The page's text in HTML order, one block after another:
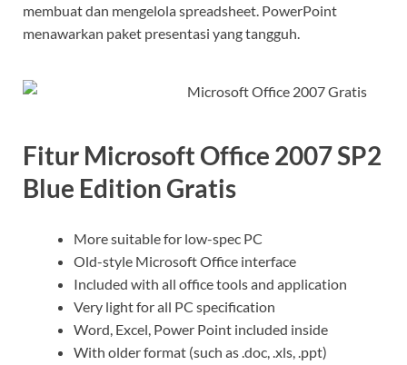
membuat dan mengelola spreadsheet. PowerPoint
menawarkan paket presentasi yang tangguh.
Fitur Microsoft Office 2007 SP2
Blue Edition Gratis
More suitable for low-spec PC
Old-style Microsoft Office interface
Included with all office tools and application
Very light for all PC specification
Word, Excel, Power Point included inside
With older format (such as .doc, .xls, .ppt)